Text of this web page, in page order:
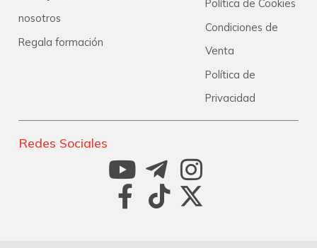
nosotros
Regala formación
Política de Cookies
Condiciones de
Venta
Política de
Privacidad
Redes Sociales